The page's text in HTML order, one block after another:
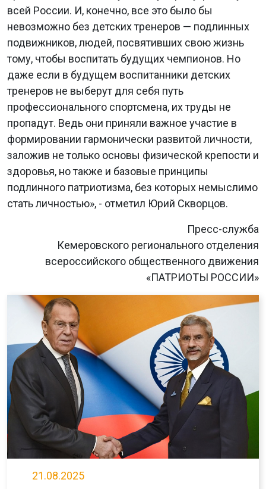
всей России. И, конечно, все это было бы
невозможно без детских тренеров — подлинных
подвижников, людей, посвятивших свою жизнь
тому, чтобы воспитать будущих чемпионов. Но
даже если в будущем воспитанники детских
тренеров не выберут для себя путь
профессионального спортсмена, их труды не
пропадут. Ведь они приняли важное участие в
формировании гармонически развитой личности,
заложив не только основы физической крепости и
здоровья, но также и базовые принципы
подлинного патриотизма, без которых немыслимо
стать личностью», - отметил Юрий Скворцов.
Пресс-служба
Кемеровского регионального отделения
всероссийского общественного движения
«ПАТРИОТЫ РОССИИ»
21.08.2025